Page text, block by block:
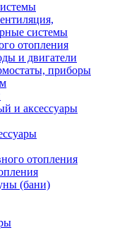
системы
отопления
и двигатели
приборы
и аксессуары
отопления
(бани)